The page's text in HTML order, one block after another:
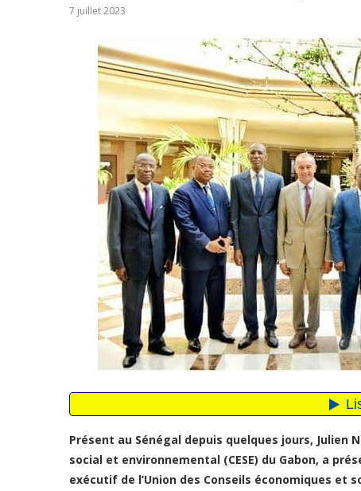
7 juillet 2023
Présent au Sénégal depuis quelques jours, Julien
social et environnemental (CESE) du Gabon, a
exécutif de l’Union des Conseils économiques et